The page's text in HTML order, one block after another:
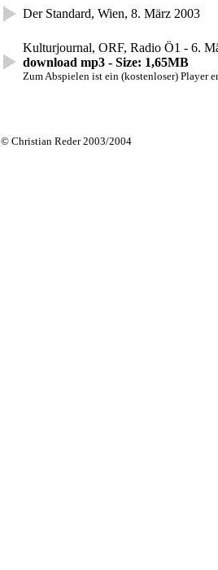
Der Standard, Wien, 8. März 2003
Kulturjournal, ORF, Radio Ö1 - 6.
download mp3 - Size: 1,65MB
Zum Abspielen ist ein (kostenloser) Player
© Christian Reder 2003/2004